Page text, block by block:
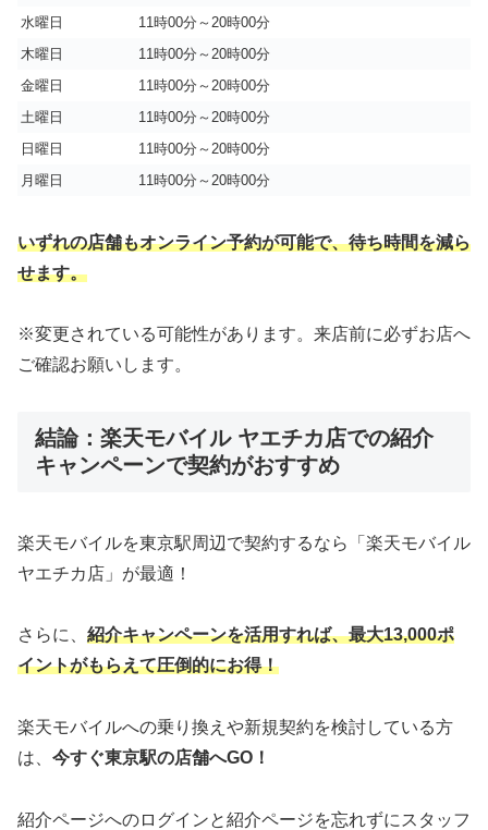
水曜日
11時00分～20時00分
木曜日
11時00分～20時00分
金曜日
11時00分～20時00分
土曜日
11時00分～20時00分
日曜日
11時00分～20時00分
月曜日
11時00分～20時00分
いずれの店舗もオンライン予約が可能で、待ち時間を減ら
せます。
※変更されている可能性があります。来店前に必ずお店へ
ご確認お願いします。
結論：楽天モバイル ヤエチカ店での紹介
キャンペーンで契約がおすすめ
楽天モバイルを東京駅周辺で契約するなら「楽天モバイル
ヤエチカ店」が最適！
さらに、 紹介キャンペーンを活用すれば、最大13,000ポ
イントがもらえて圧倒的にお得！
楽天モバイルへの乗り換えや新規契約を検討している方
は、 今すぐ東京駅の店舗へGO！
紹介ページへのログインと紹介ページを忘れずにスタッフ